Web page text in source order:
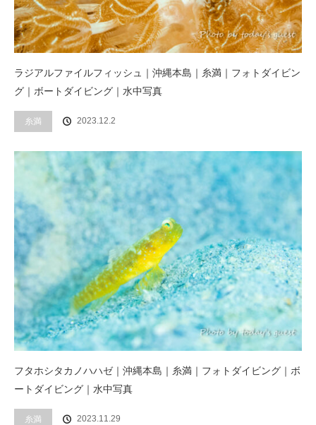
ラジアルファイルフィッシュ｜沖縄本島｜糸満｜フォトダイビン
グ｜ボートダイビング｜水中写真
糸満 2023.12.2
フタホシタカノハハゼ｜沖縄本島｜糸満｜フォトダイビング｜ボ
ートダイビング｜水中写真
糸満 2023.11.29